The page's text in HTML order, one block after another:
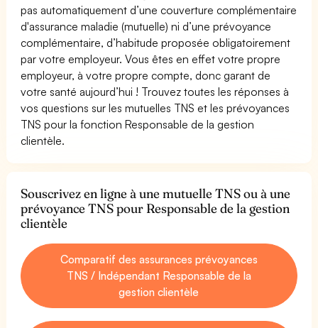
pas automatiquement d’une couverture complémentaire
d'assurance maladie (mutuelle) ni d’une prévoyance
complémentaire, d’habitude proposée obligatoirement
par votre employeur. Vous êtes en effet votre propre
employeur, à votre propre compte, donc garant de
votre santé aujourd’hui ! Trouvez toutes les réponses à
vos questions sur les mutuelles TNS et les prévoyances
TNS pour la fonction Responsable de la gestion
clientèle.
Souscrivez en ligne à une mutuelle TNS ou à une
prévoyance TNS pour Responsable de la gestion
clientèle
Comparatif des assurances prévoyances
TNS / Indépendant Responsable de la
gestion clientèle